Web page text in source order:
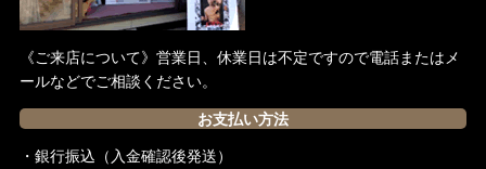
《ご来店について》営業日、休業日は不定ですので電話またはメ
ールなどでご相談ください。
お支払い方法
・銀行振込（入金確認後発送）